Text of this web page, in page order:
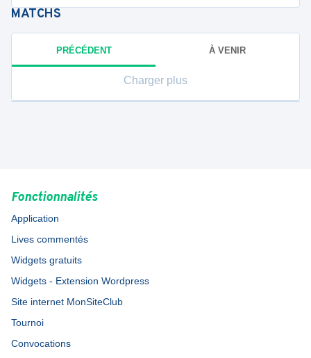
MATCHS
PRÉCÉDENT À VENIR
Charger plus
Fonctionnalités
Application
Lives commentés
Widgets gratuits
Widgets - Extension Wordpress
Site internet MonSiteClub
Tournoi
Convocations